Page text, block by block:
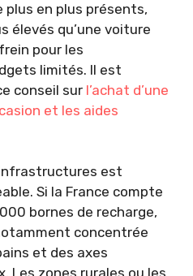
plus en plus présents,
élevés qu’une voiture
pour les
limités. Il est
conseil sur l’achat d’une
et les aides
est
Si la France compte
bornes de recharge,
concentrée
et des axes